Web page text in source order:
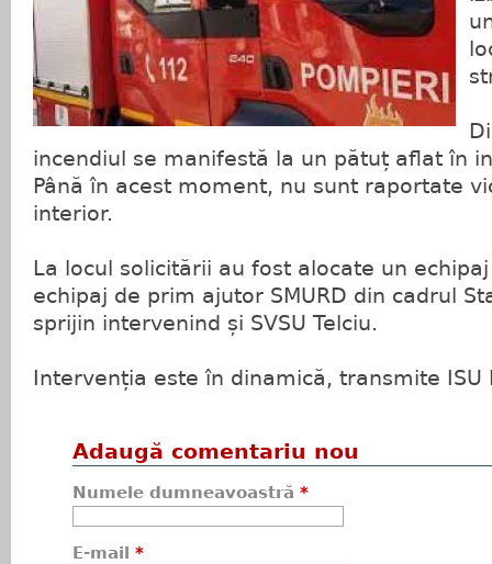
incendiul se manifestă la un pătuț aflat în
Până în acest moment, nu sunt raportate
interior.
La locul solicitării au fost alocate un
echipaj de prim ajutor SMURD din cadrul
sprijin intervenind și SVSU Telciu.
Intervenția este în dinamică, transmite ISU
Adaugă comentariu nou
Numele dumneavoastră *
E-mail *